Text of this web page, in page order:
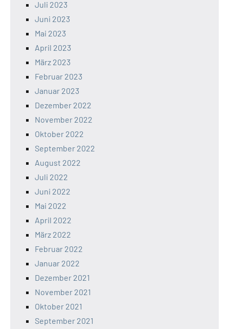
Juli 2023
Juni 2023
Mai 2023
April 2023
März 2023
Februar 2023
Januar 2023
Dezember 2022
November 2022
Oktober 2022
September 2022
August 2022
Juli 2022
Juni 2022
Mai 2022
April 2022
März 2022
Februar 2022
Januar 2022
Dezember 2021
November 2021
Oktober 2021
September 2021